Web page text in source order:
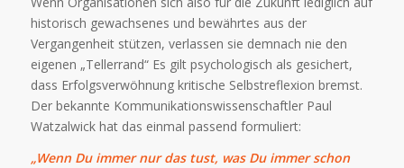
historisch gewachsenes und bewährtes aus der
Vergangenheit stützen, verlassen sie demnach nie den
eigenen „Tellerrand“ Es gilt psychologisch als gesichert,
dass Erfolgsverwöhnung kritische Selbstreflexion bremst.
Der bekannte Kommunikationswissenschaftler Paul
Watzalwick hat das einmal passend formuliert:
„Wenn Du immer nur das tust, was Du immer schon